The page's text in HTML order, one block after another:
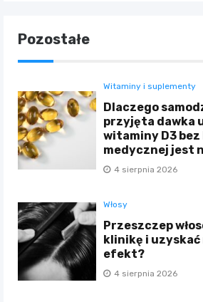
Pozostałe
Witaminy i suplementy
Dlaczego
przyjęta dawka
witaminy D3
medycznej jest
4 sierpnia 2026
Włosy
Przeszczep
klinikę i
efekt?
4 sierpnia 2026